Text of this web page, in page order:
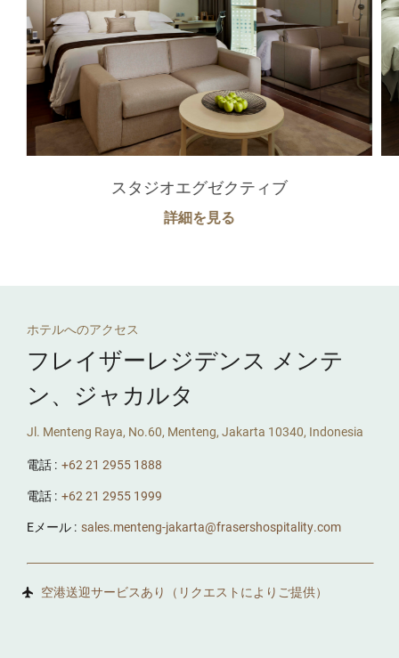
スタジオエグゼクティブ
詳細を見る
ホテルへのアクセス
フレイザーレジデンス メンテ
ン、ジャカルタ
Jl. Menteng Raya, No.60, Menteng, Jakarta 10340, Indonesia
電話 : +62 21 2955 1888
電話 : +62 21 2955 1999
Eメール : sales.menteng-jakarta@frasershospitality.com
空港送迎サービスあり（リクエストによりご提供）